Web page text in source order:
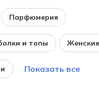
Парфюмерия
и топы
Показать все